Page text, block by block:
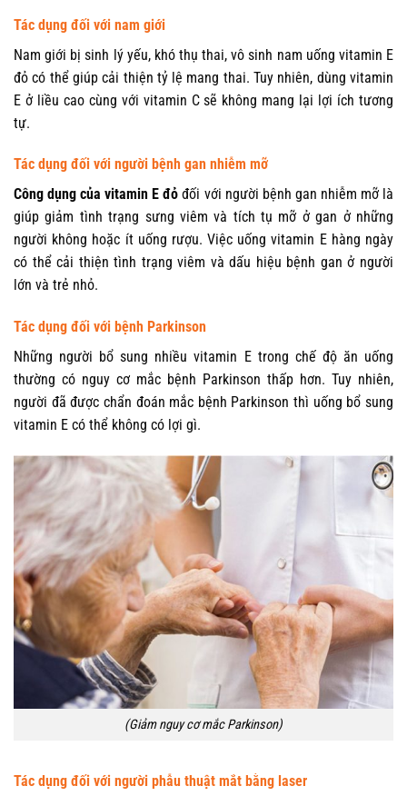
Tác dụng đối với nam giới
Nam giới bị sinh lý yếu, khó thụ thai, vô sinh nam uống vitamin E
đỏ có thể giúp cải thiện tỷ lệ mang thai. Tuy nhiên, dùng vitamin
E ở liều cao cùng với vitamin C sẽ không mang lại lợi ích tương
tự.
Tác dụng đối với người bệnh gan nhiễm mỡ
Công dụng của vitamin E đỏđối với người bệnh gan nhiễm mỡ là
giúp giảm tình trạng sưng viêm và tích tụ mỡ ở gan ở những
người không hoặc ít uống rượu. Việc uống vitamin E hàng ngày
có thể cải thiện tình trạng viêm và dấu hiệu bệnh gan ở người
lớn và trẻ nhỏ.
Tác dụng đối với bệnh Parkinson
Những người bổ sung nhiều vitamin E trong chế độ ăn uống
thường có nguy cơ mắc bệnh Parkinson thấp hơn. Tuy nhiên,
người đã được chẩn đoán mắc bệnh Parkinson thì uống bổ sung
vitamin E có thể không có lợi gì.
(Giảm nguy cơ mắc Parkinson)
Tác dụng đối với người phẫu thuật mắt bằng laser